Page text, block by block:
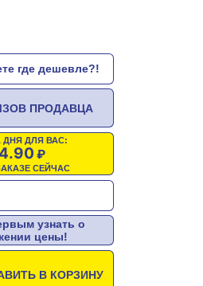
где дешевле?!
ПРОДАВЦА
ДНЯ ДЛЯ ВАС:
4.90
СЕЙЧАС
узнать о
цены!
В КОРЗИНУ